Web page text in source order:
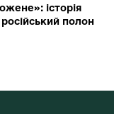
історія
полон